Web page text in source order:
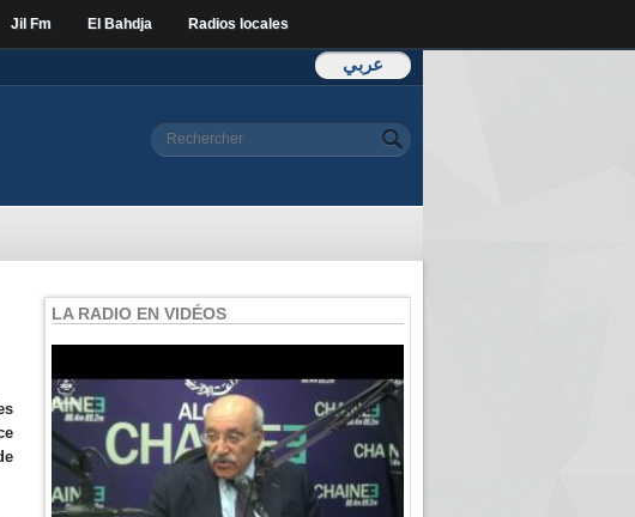
Jil Fm El Bahdja Radios locales
عربي
Formulaire de
Rechercher
LA RADIO EN VIDÉOS